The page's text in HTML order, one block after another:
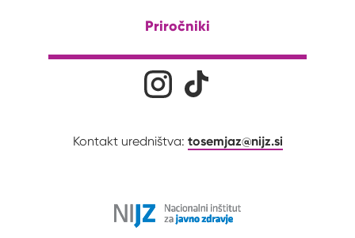
Priročniki
Družabna omrežja
Kontakt uredništva: tosemjaz@nijz.si